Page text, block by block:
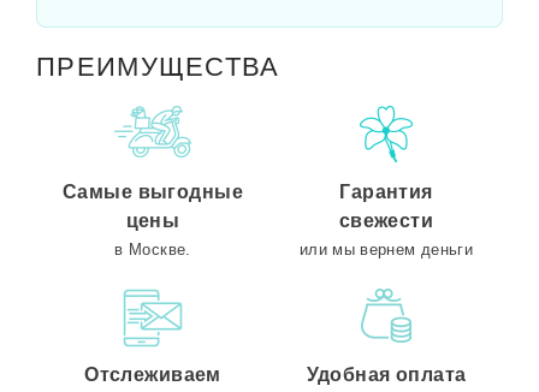
ПРЕИМУЩЕСТВА
Самые выгодные
цены
в Москве.
Гарантия
свежести
или мы вернем деньги
Отслеживаем
Удобная оплата